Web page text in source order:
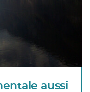
aussi